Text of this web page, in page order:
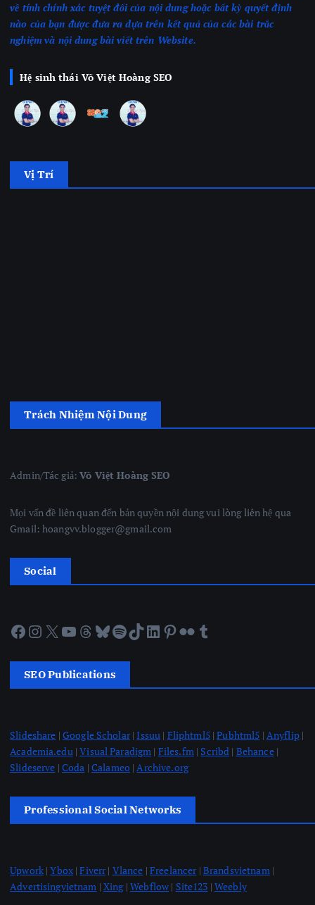
về tính chính xác tuyệt đối của nội dung hoặc bất kỳ quyết định
nào của bạn được đưa ra dựa trên kết quả của các bài trắc
nghiệmvà nội dung bài viết trên Website.
Hệ sinh thái Võ Việt Hoàng SEO
Vị Trí
Trách Nhiệm Nội Dung
Admin/Tác giả:Võ Việt Hoàng SEO
Mọi vấn đề liên quan đến bản quyền nội dung vui lòng liên hệ qua
Gmail: hoangvv.blogger@gmail.com
Social
Facebook Instagram X YouTube Threads Bluesky Spotify TikTok LinkedIn Pinterest Flickr Tumblr
SEO Publications
Slideshare | Google Scholar|Issuu | Fliphtml5|Pubhtml5 | Anyflip|
Academia.edu|Visual Paradigm | Files.fm| Scribd | Behance|
Slideserve | Coda | Calameo|Archive.org
Professional Social Networks
Upwork|Ybox|Fiverr| Vlance | Freelancer| Brandsvietnam|
Advertisingvietnam |Xing|Webflow| Site123 | Weebly